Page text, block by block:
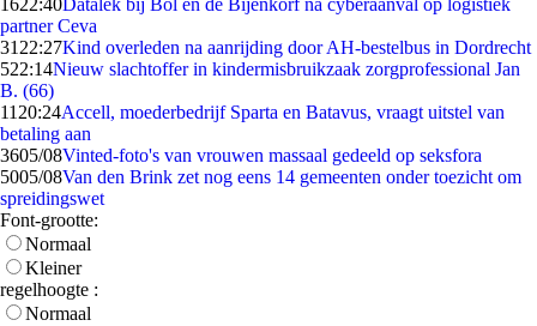
1622:40Datalek bij Bol en de Bijenkorf na cyberaanval op logistiek
partner Ceva
31 22:27Kind overleden na aanrijding door AH-bestelbus in Dordrecht
522:14Nieuw slachtoffer in kindermisbruikzaak zorgprofessional Jan
B. (66)
11 20:24Accell, moederbedrijf Sparta en Batavus, vraagt uitstel van
betaling aan
3605/08Vinted-foto's van vrouwen massaal gedeeld op seksfora
5005/08Van den Brink zet nog eens 14 gemeenten onder toezicht om
spreidingswet
Font-grootte:
Normaal
Kleiner
regelhoogte :
Normaal